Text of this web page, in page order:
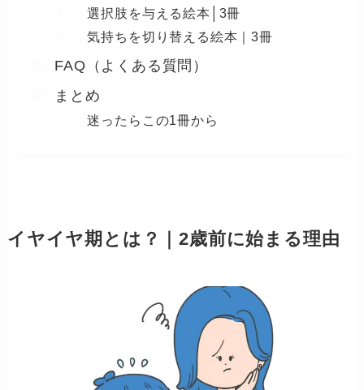
選択肢を与える絵本│3冊
気持ちを切り替える絵本｜3冊
FAQ（よくある質問）
まとめ
迷ったらこの1冊から
イヤイヤ期とは？｜2歳前に始まる理由